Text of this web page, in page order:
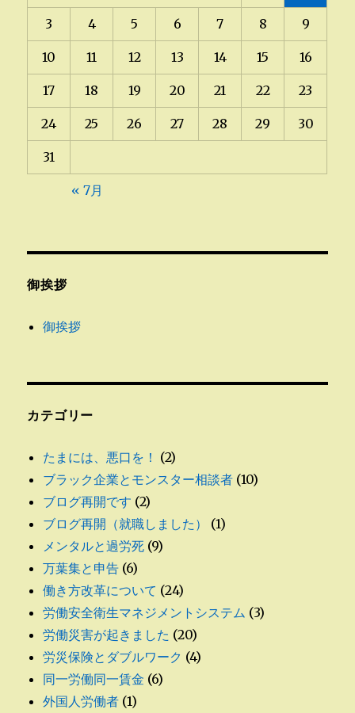
3 4 5 6 7 8 9
10 11 12 13 14 15 16
17 18 19 20 21 22 23
24 25 26 27 28 29 30
31
« 7月
御挨拶
御挨拶
カテゴリー
たまには、悪口を！ (2)
ブラック企業とモンスター相談者 (10)
ブログ再開です (2)
ブログ再開（就職しました）
(1)
メンタルと過労死 (9)
万葉集と申告 (6)
働き方改革について (24)
労働安全衛生マネジメントシステム (3)
労働災害が起きました (20)
労災保険とダブルワーク (4)
同一労働同一賃金 (6)
外国人労働者 (1)